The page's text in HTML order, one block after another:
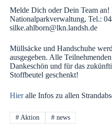
Melde Dich oder Dein Team
Nationalparkverwaltung, Tel.:
silke.ahlborn@lkn.landsh.de
Müllsäcke und Handschuhe
ausgegeben. Alle
Dankeschön und für das
Stoffbeutel geschenkt!
Hieralle Infos zu allen
#Aktion #news